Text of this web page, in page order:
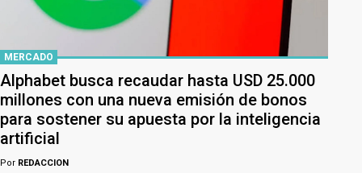
MERCADO
Alphabet busca recaudar hasta USD 25.000
millones con una nueva emisión de bonos
para sostener su apuesta por la inteligencia
artificial
Por REDACCION